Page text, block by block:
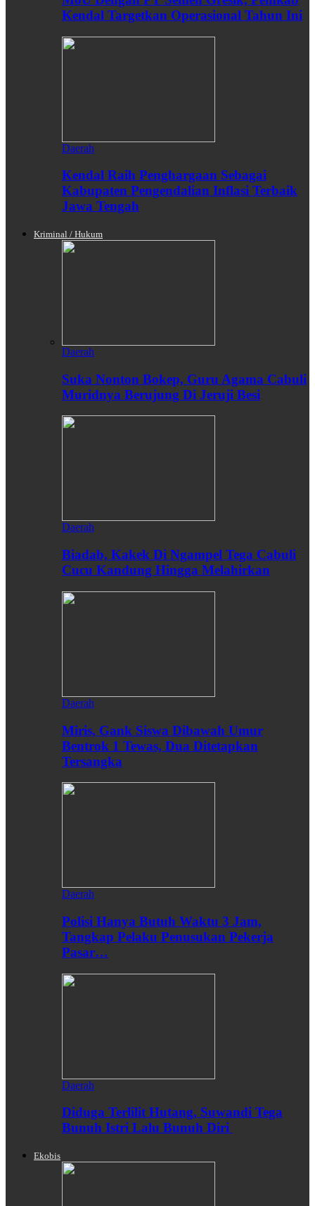
Kendal Targetkan Operasional Tahun Ini
Daerah
Kendal Raih Penghargaan Sebagai
Kabupaten Pengendalian Inflasi Terbaik
Jawa Tengah
Kriminal / Hukum
Daerah
Suka Nonton Bokep, Guru Agama Cabuli
Muridnya Berujung Di Jeruji Besi
Daerah
Biadab, Kakek Di Ngampel Tega Cabuli
Cucu Kandung Hingga Melahirkan
Daerah
Miris, Gank Siswa Dibawah Umur
Bentrok 1 Tewas, Dua Ditetapkan
Tersangka
Daerah
Polisi Hanya Butuh Waktu 3 Jam,
Tangkap Pelaku Penusukan Pekerja
Pasar…
Daerah
Diduga Terlilit Hutang, Suwandi Tega
Bunuh Istri Lalu Bunuh Diri
Ekobis